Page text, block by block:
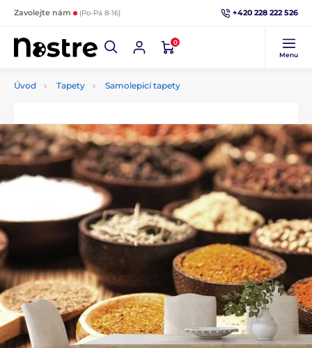
Zavolejte nám (Po-Pá 8-16) +420 228 222 526
0
Menu
Úvod Tapety Samolepicí tapety